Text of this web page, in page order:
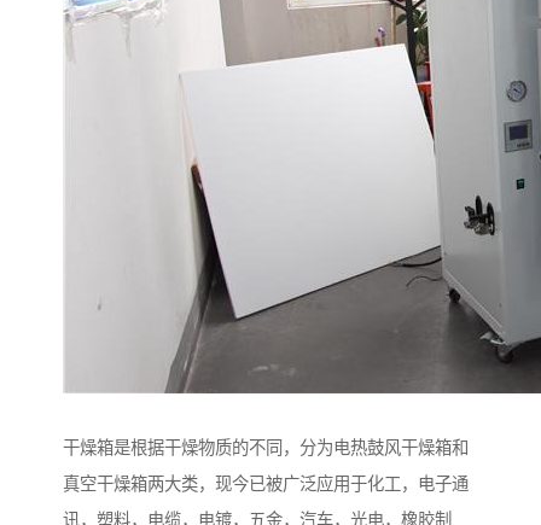
干燥箱是根据干燥物质的不同，分为电热鼓风干燥箱和
真空干燥箱两大类，现今已被广泛应用于化工，电子通
讯，塑料，电缆，电镀，五金，汽车，光电，橡胶制